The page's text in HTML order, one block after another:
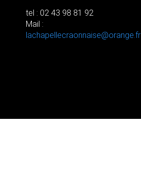
tel : 02 43 98 81 92
Mail :
lachapellecraonnaise@orange.fr